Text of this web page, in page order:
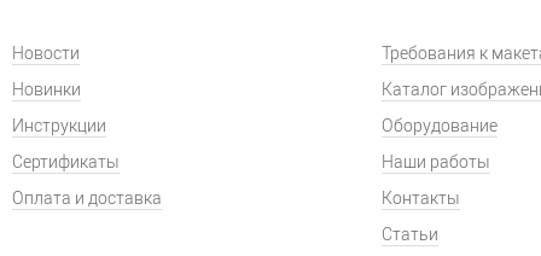
Новости
Новинки
Инструкции
Сертификаты
Оплата и доставка
Требования к
Каталог
Оборудование
Наши работы
Контакты
Статьи